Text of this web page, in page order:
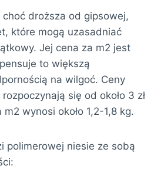
choć droższa od gipsowej,
które mogą uzasadniać
Jej cena za m2 jest
to większą
na wilgoć. Ceny
się od około 3 zł
wynosi około 1,2-1,8 kg.
polimerowej niesie ze sobą